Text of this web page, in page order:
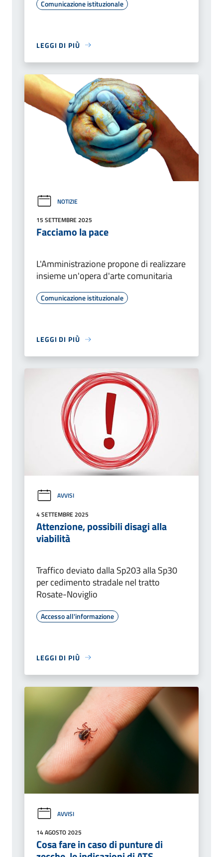
Comunicazione istituzionale
LEGGI DI PIÙ
NOTIZIE
15 SETTEMBRE 2025
Facciamo la pace
L'Amministrazione propone di realizzare
insieme un'opera d'arte comunitaria
Comunicazione istituzionale
LEGGI DI PIÙ
AVVISI
4 SETTEMBRE 2025
Attenzione, possibili disagi alla
viabilità
Traffico deviato dalla Sp203 alla Sp30
per cedimento stradale nel tratto
Rosate-Noviglio
Accesso all'informazione
LEGGI DI PIÙ
AVVISI
14 AGOSTO 2025
Cosa fare in caso di punture di